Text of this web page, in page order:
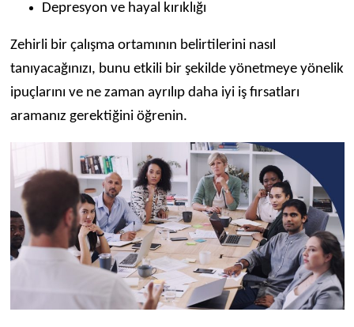
Depresyon ve hayal kırıklığı
Zehirli bir çalışma ortamının belirtilerini nasıl
tanıyacağınızı, bunu etkili bir şekilde yönetmeye yönelik
ipuçlarını ve ne zaman ayrılıp daha iyi iş fırsatları
aramanız gerektiğini öğrenin.